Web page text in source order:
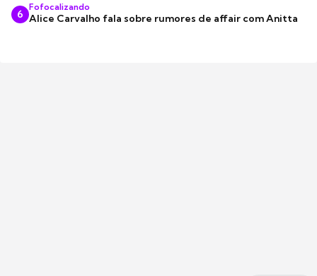
6
Fofocalizando
Alice Carvalho fala sobre rumores de affair com Anitta